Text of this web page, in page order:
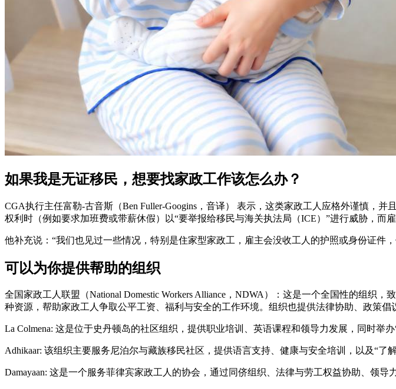
如果我是无证移民，想要找家政工作该怎么办？
CGA执行主任富勒-古音斯（Ben Fuller-Googins，音译） 表示，这类家政工人应格外谨慎，
权利时（例如要求加班费或带薪休假）以“要举报给移民与海关执法局（ICE）”进行威胁，而雇
他补充说：“我们也见过一些情况，特别是住家型家政工，雇主会没收工人的护照或身份证件
可以为你提供帮助的组织
全国家政工人联盟（National Domestic Workers Alliance，NDWA）：这是一个全国性的组织
种资源，帮助家政工人争取公平工资、福利与安全的工作环境。组织也提供法律协助、政策
La Colmena: 这是位于史丹顿岛的社区组织，提供职业培训、英语课程和领导力发展，同时举
Adhikaar: 该组织主要服务尼泊尔与藏族移民社区，提供语言支持、健康与安全培训，以及“了
Damayaan: 这是一个服务菲律宾家政工人的协会，通过同侪组织、法律与劳工权益协助、领